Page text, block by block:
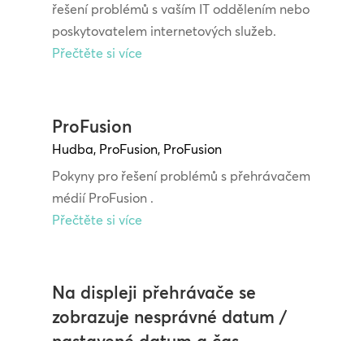
řešení problémů s vaším IT oddělením nebo
poskytovatelem internetových služeb.
Přečtěte si více
ProFusion
Hudba, ProFusion, ProFusion
Pokyny pro řešení problémů s přehrávačem
médií ProFusion .
Přečtěte si více
Na displeji přehrávače se
zobrazuje nesprávné datum /